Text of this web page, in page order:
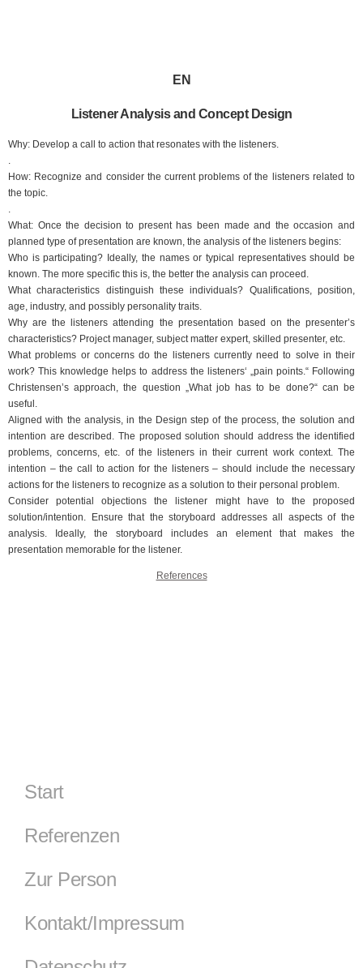
EN
Listener Analysis and Concept Design
Why: Develop a call to action that resonates with the listeners.
.
How: Recognize and consider the current problems of the listeners related to
the topic.
.
What: Once the decision to present has been made and the occasion and
planned type of presentation are known, the analysis of the listeners begins:
Who is participating? Ideally, the names or typical representatives should be
known. The more specific this is, the better the analysis can proceed.
What characteristics distinguish these individuals? Qualifications, position,
age, industry, and possibly personality traits.
Why are the listeners attending the presentation based on the presenter’s
characteristics? Project manager, subject matter expert, skilled presenter, etc.
What problems or concerns do the listeners currently need to solve in their
work? This knowledge helps to address the listeners‘ „pain points.“ Following
Christensen’s approach, the question „What job has to be done?“ can be
useful.
Aligned with the analysis, in the Design step of the process, the solution and
intention are described. The proposed solution should address the identified
problems, concerns, etc. of the listeners in their current work context. The
intention – the call to action for the listeners – should include the necessary
actions for the listeners to recognize as a solution to their personal problem.
Consider potential objections the listener might have to the proposed
solution/intention. Ensure that the storyboard addresses all aspects of the
analysis. Ideally, the storyboard includes an element that makes the
presentation memorable for the listener.
References
Start
Referenzen
Zur Person
Kontakt/Impressum